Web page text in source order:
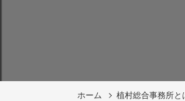
ホーム 植村総合事務所